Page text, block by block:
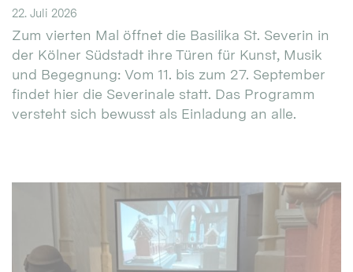
22. Juli 2026
Zum vierten Mal öffnet die Basilika St. Severin in
der Kölner Südstadt ihre Türen für Kunst, Musik
und Begegnung: Vom 11. bis zum 27. September
findet hier die Severinale statt. Das Programm
versteht sich bewusst als Einladung an alle.